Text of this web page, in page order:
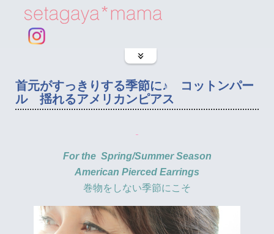
首元がすっきりする季節に♪ コットンパー
ル 揺れるアメリカンピアス
For the Spring/Summer Season
American Pierced Earrings
巻物をしない季節にこそ